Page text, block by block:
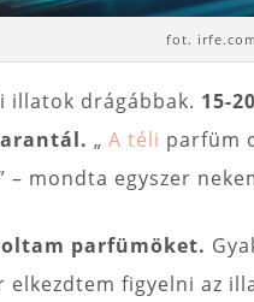
fot.
illatok drágábbak. 15-
„ A téli parfüm
– mondta egyszer
parfümöket.
elkezdtem figyelni az